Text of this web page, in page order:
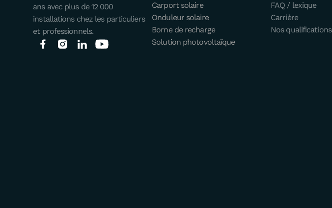
ans avec plus de 12 000
installations chez les particuliers
et professionnels.
Carport solaire
Onduleur solaire
Borne de recharge
Solution photovoltaïque
FAQ / lexique
Carrière
Nos qualifications